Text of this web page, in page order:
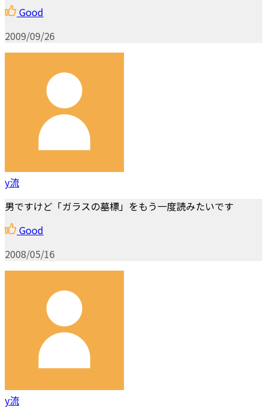
Good
2009/09/26
y流
男ですけど「ガラスの墓標」をもう一度読みたいです
Good
2008/05/16
y流